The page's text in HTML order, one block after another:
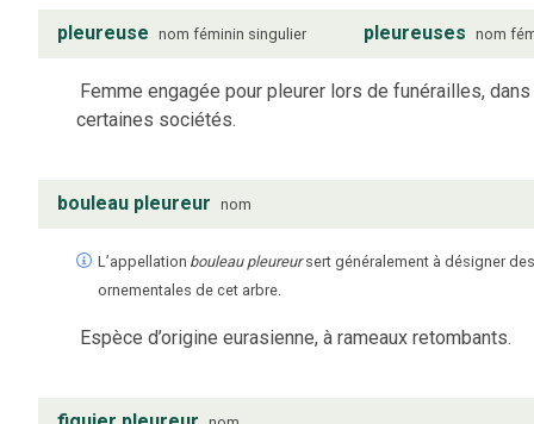
pleureuse nom féminin singulier pleureuses nom
Femme engagée pour pleurer lors de funérailles, dans
certaines sociétés.
bouleau pleureur nom
L’appellation bouleau pleureur sert généralement à désigner
ornementales de cet arbre.
Espèce d’origine eurasienne, à rameaux retombants.